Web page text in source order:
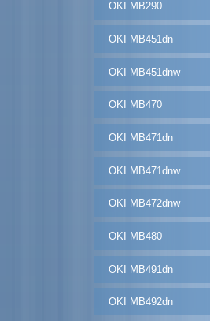
OKI MB290
OKI MB451dn
OKI MB451dnw
OKI MB470
OKI MB471dn
OKI MB471dnw
OKI MB472dnw
OKI MB480
OKI MB491dn
OKI MB492dn